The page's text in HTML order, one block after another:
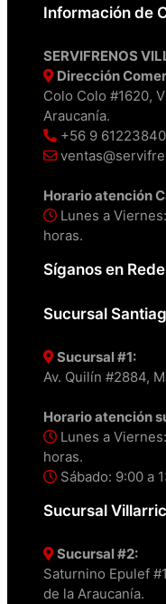
Información de
SERVIFRENOS
Dirección
Colo Colo #1620,
Araucanía.
+56 9 61223840
Horario atención
Lunes a
horas.
Síganos en
Sucursal
Sucursal #1:
Av. Quilín #2884,
Horario atención
Lunes a
horas.
Sábado: 9:00 a
Sucursal
Sucursal #2:
Saturnino Epulef
de la Araucanía.